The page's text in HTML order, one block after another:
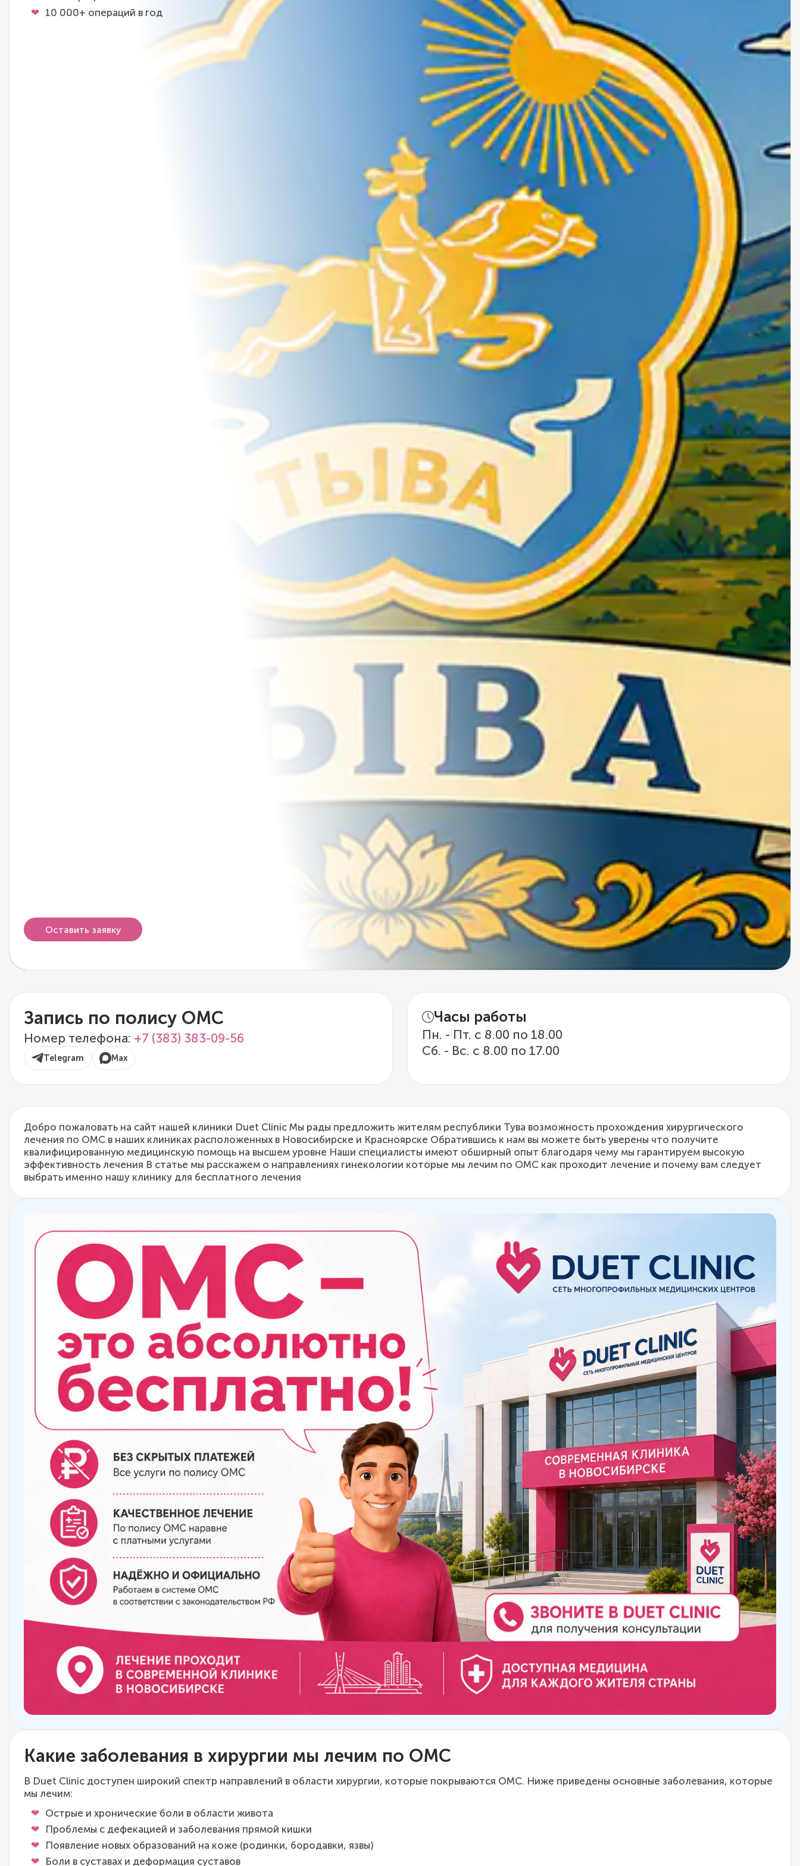
10 000+ операций в год
Оставить заявку
Запись по полису ОМС
Номер телефона: +7 (383) 383-09-56
Telegram Max
Часы работы
Пн. - Пт. с 8.00 по 18.00
Сб. - Вс. с 8.00 по 17.00
Добро пожаловать на сайт нашей клиники Duet Clinic Мы рады предложить жителям республики Тува возможность прохождения хирургического
лечения по ОМС в наших клиниках расположенных в Новосибирске и Красноярске Обратившись к нам вы можете быть уверены что получите
квалифицированную медицинскую помощь на высшем уровне Наши специалисты имеют обширный опыт благодаря чему мы гарантируем высокую
эффективность лечения В статье мы расскажем о направлениях гинекологии которые мы лечим по ОМС как проходит лечение и почему вам следует
выбрать именно нашу клинику для бесплатного лечения
Какие заболевания в хирургии мы лечим по ОМС
В Duet Clinic доступен широкий спектр направлений в области хирургии, которые покрываются ОМС. Ниже приведены основные заболевания, которые
мы лечим:
Острые и хронические боли в области живота
Проблемы с дефекацией и заболевания прямой кишки
Появление новых образований на коже (родинки, бородавки, язвы)
Боли в суставах и деформация суставов